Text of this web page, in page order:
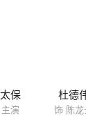
太保
主演
杜德
饰 陈龙